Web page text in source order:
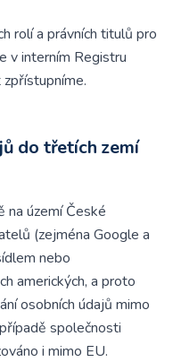
rolí a právních titulů pro
v interním Registru
do třetích zemí
na území České
(zejména Google a
nebo
amerických, a proto
osobních údajů mimo
společnosti
i mimo EU.